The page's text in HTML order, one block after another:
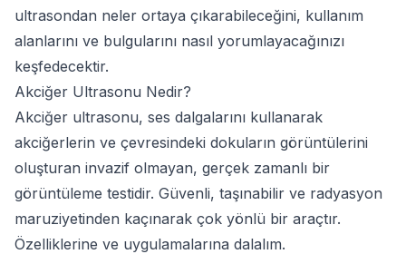
ultrasondan neler ortaya çıkarabileceğini, kullanım
alanlarını ve bulgularını nasıl yorumlayacağınızı
keşfedecektir.
Akciğer Ultrasonu Nedir?
Akciğer ultrasonu, ses dalgalarını kullanarak
akciğerlerin ve çevresindeki dokuların görüntülerini
oluşturan invazif olmayan, gerçek zamanlı bir
görüntüleme testidir. Güvenli, taşınabilir ve radyasyon
maruziyetinden kaçınarak çok yönlü bir araçtır.
Özelliklerine ve uygulamalarına dalalım.